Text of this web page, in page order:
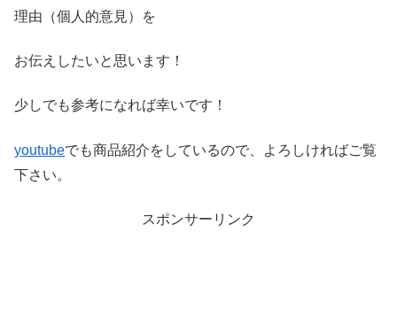
理由（個人的意見）を
お伝えしたいと思います！
少しでも参考になれば幸いです！
youtubeでも商品紹介をしているので、よろしければご覧
下さい。
スポンサーリンク